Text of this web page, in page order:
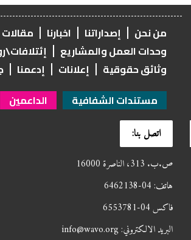
اتصل بنا:
ص.ب. 313، الناصرة 16000
هاتف: 04-6462138
فاكس 04-6553781
البريد الالكتروني: info@wavo.org
من نحن إصداراتنا اخبارنا
مقالات
وحدات العمل والمشاريع
وثائق حقوقية
إعلانات إدعمنا
مستندات الشفافية
الداعمين